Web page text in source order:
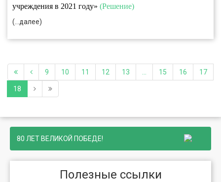
учреждения в 2021 году» (Решение)
(...далее)
9 10 11 12 13 15 16 17
18
80 ЛЕТ ВЕЛИКОЙ ПОБЕДЕ!
Полезные ссылки